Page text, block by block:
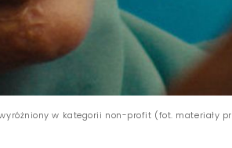
w kategorii non-profit (fot. materiały